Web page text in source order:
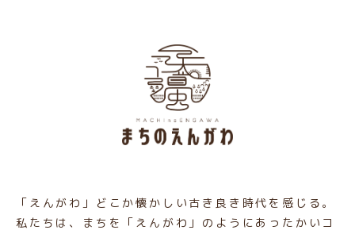
「えんがわ」どこか懐かしい古き良き時代を感じる。
私たちは、まちを「えんがわ」のようにあったかいコ